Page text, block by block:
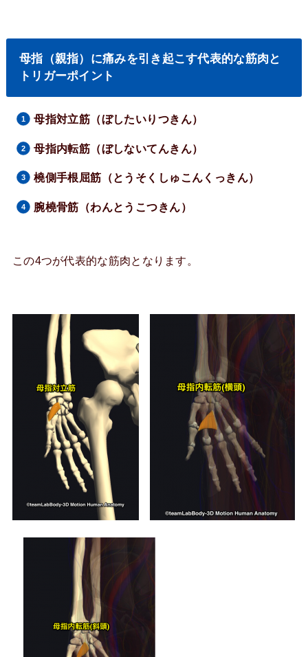
母指（親指）に痛みを引き起こす代表的な筋肉と
トリガーポイント
母指対立筋（ぼしたいりつきん）
母指内転筋（ぼしないてんきん）
橈側手根屈筋（とうそくしゅこんくっきん）
腕橈骨筋（わんとうこつきん）
この4つが代表的な筋肉となります。